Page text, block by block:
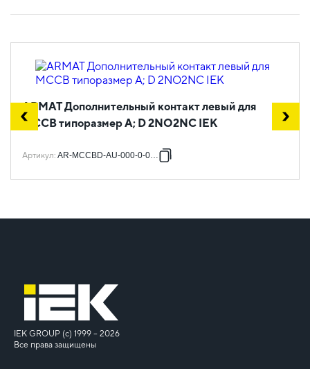
ARMAT Дополнительный контакт левый для
MCCB типоразмер A; D 2NO2NC IEK
Артикул: AR-MCCBD-AU-000-0-03-C
IEK GROUP (c) 1999 – 2026
Все права защищены